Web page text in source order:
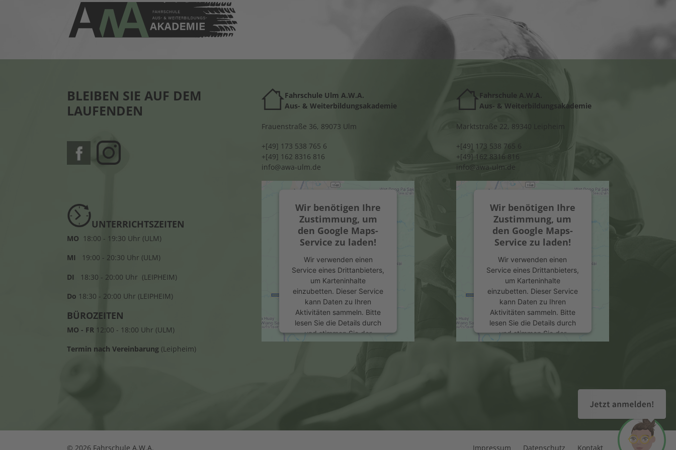
BLEIBEN SIE AUF DEM
LAUFENDEN
UNTERRICHTSZEITEN
MO 18:00 - 19:30 Uhr (ULM)
MI 19:00 - 20:30 Uhr (ULM)
DI 18:30 - 20:00 Uhr (LEIPHEIM)
Do 18:30 - 20:00 Uhr (LEIPHEIM)
BÜROZEITEN
MO - FR 12:00 - 18:00 Uhr (ULM)
Termin nach Vereinbarung (Leipheim)
Fahrschule Ulm A.W.A.
Aus- & Weiterbildungsakademie
Frauenstraße 36, 89073 Ulm
+[49] 173 538 765 6
+[49] 162 8316 816
info@awa-ulm.de
Wir benötigen Ihre
Zustimmung, um
den Google Maps-
Service zu laden!
Wir verwenden einen
Service eines Drittanbieters,
um Karteninhalte
einzubetten. Dieser Service
kann Daten zu Ihren
Aktivitäten sammeln. Bitte
lesen Sie die Details durch
und stimmen Sie der
Nutzung des Service zu, um
Akzeptieren
Fahrschule A.W.A.
Aus- & Weiterbildungsakademie
Marktstraße 22, 89340 Leipheim
+[49] 173 538 765 6
+[49] 162 8316 816
info@awa-ulm.de
Wir benötigen Ihre
Zustimmung, um
den Google Maps-
Service zu laden!
Wir verwenden einen
Service eines Drittanbieters,
um Karteninhalte
einzubetten. Dieser Service
kann Daten zu Ihren
Aktivitäten sammeln. Bitte
lesen Sie die Details durch
und stimmen Sie der
Nutzung des Service zu, um
Platform&eRecht24
© 2026 Fahrschule A.W.A. Impressum Datenschutz Kontakt